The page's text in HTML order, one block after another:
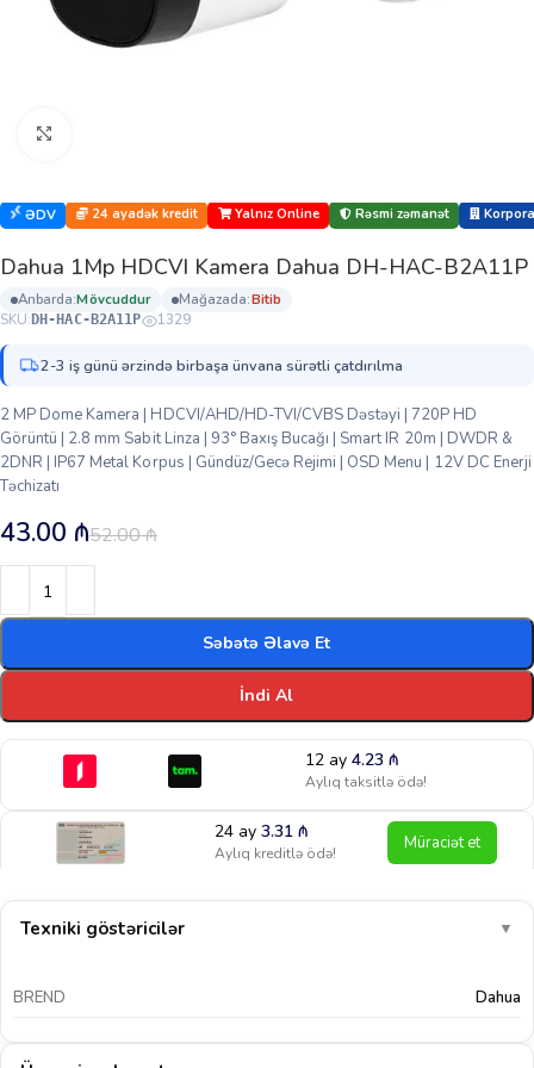
ƏDV 24 ayadək kredit Yalnız Online Rəsmi zəmanət
Dahua 1Mp HDCVI Kamera Dahua DH-HAC-B2A11P
anbarda: mövcuddur mağazada:
bi̇ti̇b
SKU: DH-HAC-B2A11P 1329
2-3 iş günü ərzində birbaşa ünvana sürətli çatdırılma
2 MP Dome Kamera | HDCVI/AHD/HD-TVI/CVBS Dəstəyi | 720P HD
Görüntü | 2.8 mm Sabit Linza | 93° Baxış Bucağı | Smart IR 20m | DWDR &
2DNR | IP67 Metal Korpus | Gündüz/Gecə Rejimi | OSD Menu | 12V DC Enerji
Təchizatı
52.00₼
43.00 ₼
Səbətə Əlavə Et
İndi Al
12 ay 4.23 ₼
Aylıq taksitlə ödə!
24 ay3.31₼
Aylıq kreditlə ödə! Müraciət et
Texniki göstəricilər ▼
BREND Dahua